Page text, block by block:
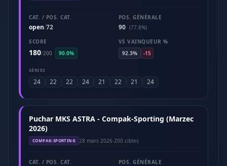
CAT. / POS. CAT.
open/72
POS. GÉNÉRALE
90 (77.8%)
SCORE
180/200 90.0%
VS VAINQUEUR %
92.3%
-15
SÉRIES
24 22 22 24 21 22 21 24
Puchar MKS ASTRA - Compak-Sporting (Marzec
2026)
COMPAK-SPORTING 28 mars 2026·200 cibles
CAT. / POS. CAT.
POS. GÉNÉRALE